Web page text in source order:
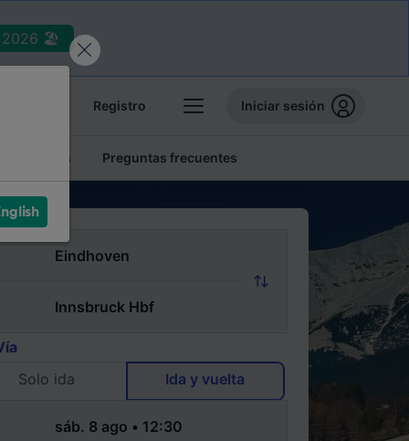
2026 🏖️
Registro Iniciar sesión
baratos Preguntas frecuentes
Solo ida
Ida y vuelta